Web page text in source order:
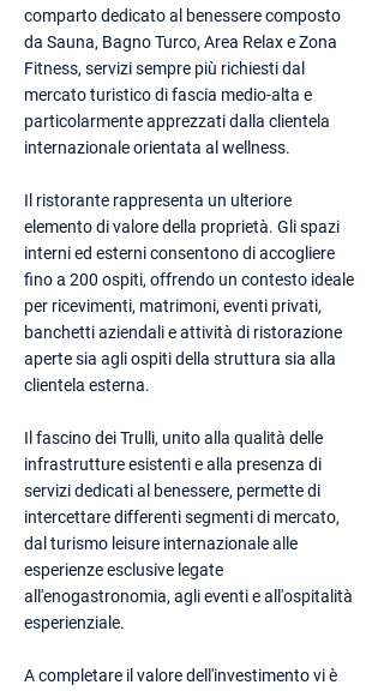
comparto dedicato al benessere composto
da Sauna, Bagno Turco, Area Relax e Zona
Fitness, servizi sempre più richiesti dal
mercato turistico di fascia medio-alta e
particolarmente apprezzati dalla clientela
internazionale orientata al wellness.
Il ristorante rappresenta un ulteriore
elemento di valore della proprietà. Gli spazi
interni ed esterni consentono di accogliere
fino a 200 ospiti, offrendo un contesto ideale
per ricevimenti, matrimoni, eventi privati,
banchetti aziendali e attività di ristorazione
aperte sia agli ospiti della struttura sia alla
clientela esterna.
Il fascino dei Trulli, unito alla qualità delle
infrastrutture esistenti e alla presenza di
servizi dedicati al benessere, permette di
intercettare differenti segmenti di mercato,
dal turismo leisure internazionale alle
esperienze esclusive legate
all'enogastronomia, agli eventi e all'ospitalità
esperienziale.
A completare il valore dell'investimento vi è